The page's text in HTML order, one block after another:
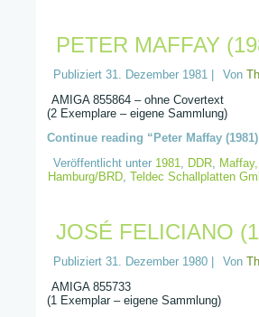
PETER MAFFAY
Publiziert 31. Dezember 1981 Von
AMIGA 855864 – ohne Covertext
(2 Exemplare – eigene Sammlung)
Continue reading “Peter Maffay
Veröffentlicht unter 1981, DDR,
Hamburg/BRD, Teldec Schallplatten
JOSÉ FELICIANO
Publiziert 31. Dezember 1980 Von
AMIGA 855733
(1 Exemplar – eigene Sammlung)